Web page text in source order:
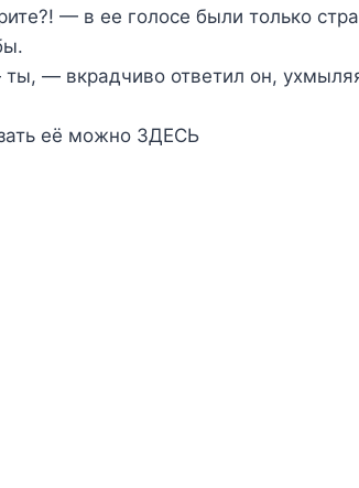
— в ее голосе были только
— вкрадчиво ответил он,
её можно ЗДЕСЬ